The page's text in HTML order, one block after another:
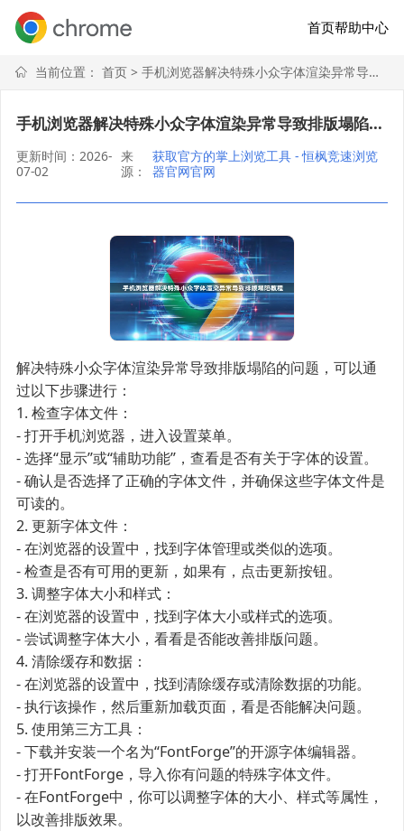
首页帮助中心
当前位置： 首页> 手机浏览器解决特殊小众字体渲染异常导致排版塌陷教程
手机浏览器解决特殊小众字体渲染异常导致排版塌陷教程
更新时间：2026-
07-02
来
源：
获取官方的掌上浏览工具 - 恒枫竞速浏览
器官网官网
解决特殊小众字体渲染异常导致排版塌陷的问题，可以通
过以下步骤进行：
1. 检查字体文件：
- 打开手机浏览器，进入设置菜单。
- 选择“显示”或“辅助功能”，查看是否有关于字体的设置。
- 确认是否选择了正确的字体文件，并确保这些字体文件是
可读的。
2. 更新字体文件：
- 在浏览器的设置中，找到字体管理或类似的选项。
- 检查是否有可用的更新，如果有，点击更新按钮。
3. 调整字体大小和样式：
- 在浏览器的设置中，找到字体大小或样式的选项。
- 尝试调整字体大小，看看是否能改善排版问题。
4. 清除缓存和数据：
- 在浏览器的设置中，找到清除缓存或清除数据的功能。
- 执行该操作，然后重新加载页面，看是否能解决问题。
5. 使用第三方工具：
- 下载并安装一个名为“FontForge”的开源字体编辑器。
- 打开FontForge，导入你有问题的特殊字体文件。
- 在FontForge中，你可以调整字体的大小、样式等属性，
以改善排版效果。